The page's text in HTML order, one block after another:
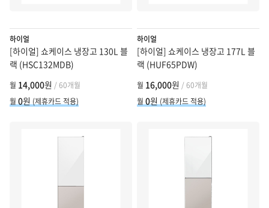
하이얼
[하이얼] 쇼케이스 냉장고 130L 블
랙 (HSC132MDB)
월 14,000원 / 60개월
월 0원 (제휴카드 적용)
하이얼
[하이얼] 쇼케이스 냉장고 177L 블
랙 (HUF65PDW)
월 16,000원 / 60개월
월 0원 (제휴카드 적용)